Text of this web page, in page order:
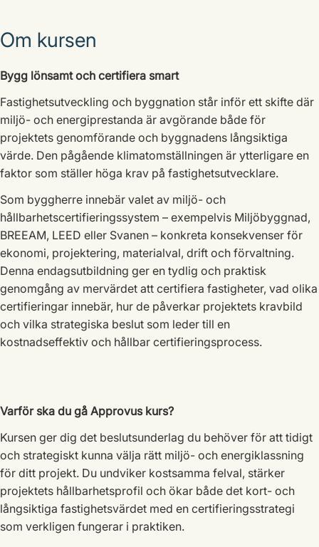
Om kursen
Bygg lönsamt och certifiera smart
Fastighetsutveckling och byggnation står inför ett skifte där
miljö- och energiprestanda är avgörande både för
projektets genomförande och byggnadens långsiktiga
värde. Den pågående klimatomställningen är ytterligare en
faktor som ställer höga krav på fastighetsutvecklare.
Som byggherre innebär valet av miljö- och
hållbarhetscertifieringssystem – exempelvis Miljöbyggnad,
BREEAM, LEED eller Svanen – konkreta konsekvenser för
ekonomi, projektering, materialval, drift och förvaltning.
Denna endagsutbildning ger en tydlig och praktisk
genomgång av mervärdet att certifiera fastigheter, vad olika
certifieringar innebär, hur de påverkar projektets kravbild
och vilka strategiska beslut som leder till en
kostnadseffektiv och hållbar certifieringsprocess.
Varför ska du gå Approvus kurs?
Kursen ger dig det beslutsunderlag du behöver för att tidigt
och strategiskt kunna välja rätt miljö- och energiklassning
för ditt projekt. Du undviker kostsamma felval, stärker
projektets hållbarhetsprofil och ökar både det kort- och
långsiktiga fastighetsvärdet med en certifieringsstrategi
som verkligen fungerar i praktiken.